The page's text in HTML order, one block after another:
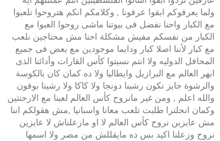
ولما يعرفوكم ابقوا عرفونا , وكلامكم انكم هتروحوا تلعبوا
مع الكبار واحنا نفضل فى بيوتنا ماشى روحوا العبوا مع
الكبار من نفسكم مفيش مشكلة احنا مش محتاجين نلعب
مع كبار لأننا اصلا كبار ودايما موجودين مع بعض فى جميع
المحافل الدوليه ولا انتم نسيتوا كأس القارات وأدائنا الذى
ابهر العالم مع البرازيل وايطاليا ولا ده كمان كان بالكوسة
والرشوة جايز نكون رشينا دونجا ولا كاكا ولا رشينا بوفون
والله اعلم , ومن غير مانروح كأس العالم لعبنا مع الارجنتين
وكمان انجلترا طلبت تلعب معانا واسبانيا ,مش هقولكم اننا
مش عايزين نروح كأس العالم لا او مازعلناش لا عايزين
نروح وزعلنا اكيد بس ده مايقللش من مصر ولا اسمها